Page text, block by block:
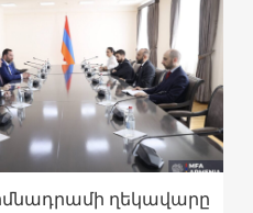
ղեկավարը